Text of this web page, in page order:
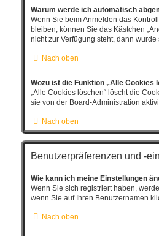
Warum werde ich automatisch
Wenn Sie beim Anmelden das
bleiben, können Sie das Kästchen
nicht zur Verfügung steht, dann
Nach oben
Wozu ist die Funktion „Alle Cookies
„Alle Cookies löschen“ löscht die
sie von der Board-Administration
Nach oben
Benutzerpräferenzen und -
Wie kann ich meine Einstellungen
Wenn Sie sich registriert haben,
wenn Sie auf Ihren Benutzernamen
Nach oben